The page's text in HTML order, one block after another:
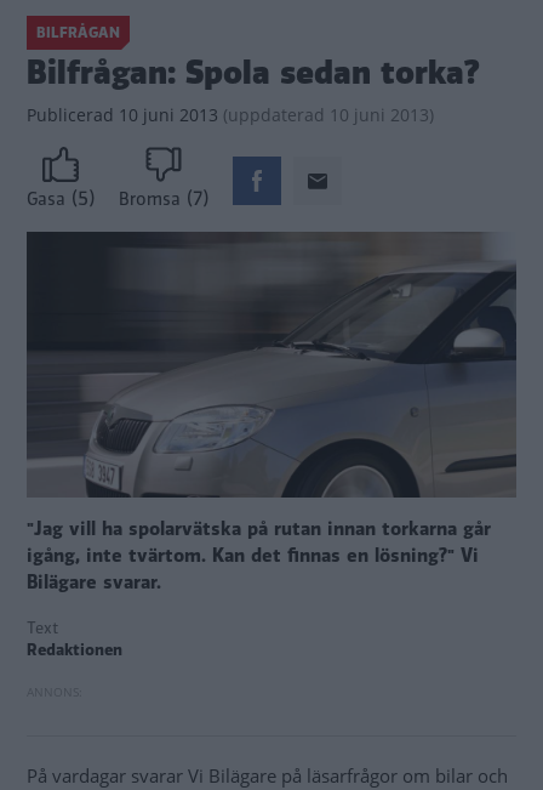
BILFRÅGAN
Bilfrågan: Spola sedan torka?
Publicerad 10 juni 2013 (uppdaterad 10 juni 2013)
Gasa (5) Bromsa (7)
"Jag vill ha spolarvätska på rutan innan torkarna går
igång, inte tvärtom. Kan det finnas en lösning?" Vi
Bilägare svarar.
Text
Redaktionen
På vardagar svarar Vi Bilägare på läsarfrågor om bilar och